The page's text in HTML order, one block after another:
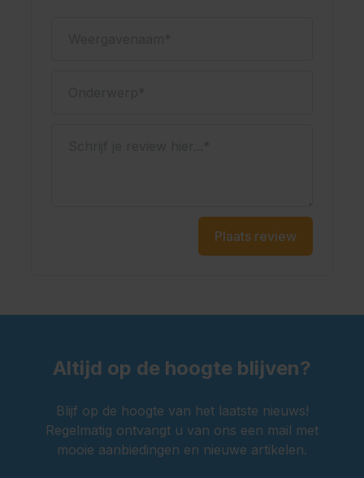
Plaats review
Altijd op de hoogte blijven?
Blijf op de hoogte van het laatste nieuws!
Regelmatig ontvangt u van ons een mail met
mooie aanbiedingen en nieuwe artikelen.